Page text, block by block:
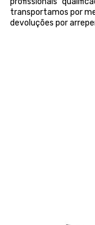
transportamos por
devoluções por